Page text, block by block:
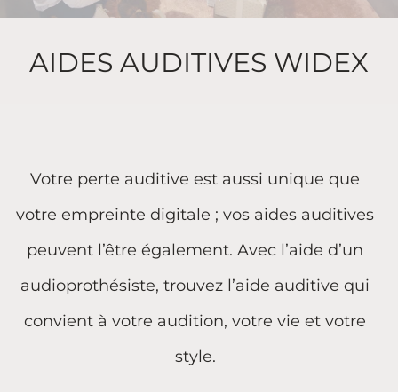
AIDES AUDITIVES WIDEX
Votre perte auditive est aussi unique que
votre empreinte digitale ; vos aides auditives
peuvent l’être également. Avec l’aide d’un
audioprothésiste, trouvez l’aide auditive qui
convient à votre audition, votre vie et votre
style.